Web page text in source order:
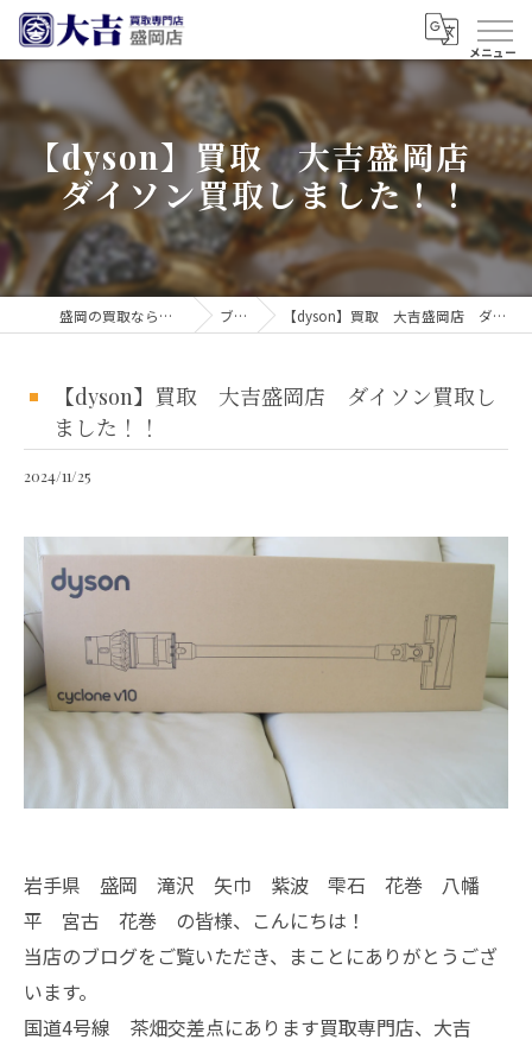
【dyson】買取 大吉盛岡店
ダイソン買取しました！！
盛岡の買取なら買取大吉 盛岡店 ブログ 【dyson】買取 大吉盛岡店 ダイソン買取しました！！
【dyson】買取 大吉盛岡店 ダイソン買取し
ました！！
2024/11/25
岩手県 盛岡 滝沢 矢巾 紫波 雫石 花巻 八幡
平 宮古 花巻 の皆様、こんにちは！
当店のブログをご覧いただき、まことにありがとうござ
います。
国道4号線 茶畑交差点にあります買取専門店、大吉